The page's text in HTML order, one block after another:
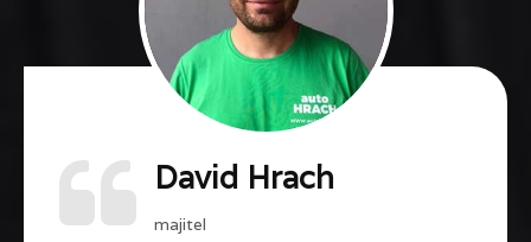
David Hrach
majitel